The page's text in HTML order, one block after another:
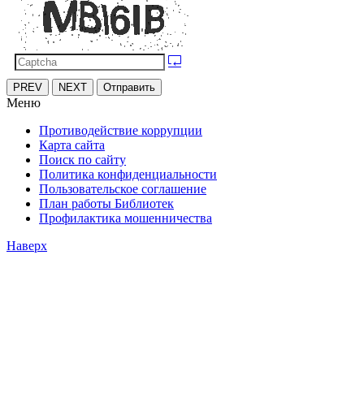
PREV NEXT Отправить
Меню
Противодействие коррупции
Карта сайта
Поиск по сайту
Политика конфиденциальности
Пользовательское соглашение
План работы Библиотек
Профилактика мошенничества
Наверх